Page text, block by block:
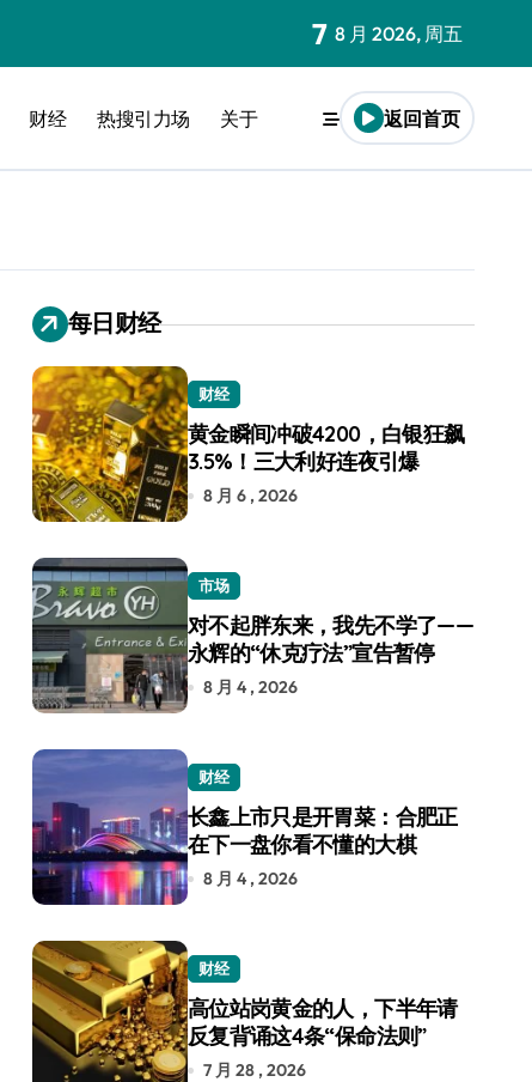
7 8 月 2026, 周五
财经 热搜引力场 关于 返回首页
每日财经
财经
黄金瞬间冲破4200，白银狂飙
3.5%！三大利好连夜引爆
8 月 6 , 2026
市场
对不起胖东来，我先不学了——
永辉的“休克疗法”宣告暂停
8 月 4 , 2026
财经
长鑫上市只是开胃菜：合肥正
在下一盘你看不懂的大棋
8 月 4 , 2026
财经
高位站岗黄金的人，下半年请
反复背诵这4条“保命法则”
7 月 28 , 2026